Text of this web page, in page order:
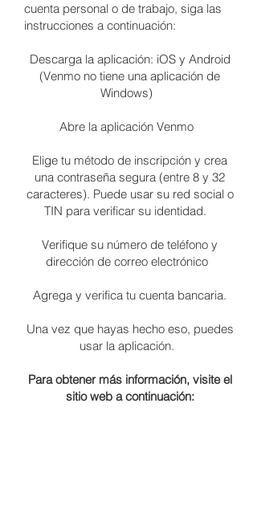
cuenta personal o de trabajo, siga las
instrucciones a continuación:
Descarga la aplicación: iOS y Android
(Venmo no tiene una aplicación de
Windows)
Abre la aplicación Venmo
Elige tu método de inscripción y crea
una contraseña segura (entre 8 y 32
caracteres). Puede usar su red social o
TIN para verificar su identidad.
Verifique su número de teléfono y
dirección de correo electrónico
Agrega y verifica tu cuenta bancaria.
Una vez que hayas hecho eso, puedes
usar la aplicación.
Para obtener más información, visite el
sitio web a continuación: